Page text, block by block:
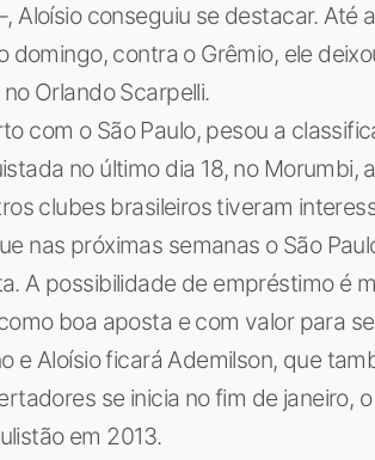
Aloísio conseguiu se destacar. Até
domingo, contra o Grêmio, ele
Orlando Scarpelli.
com o São Paulo, pesou a
no último dia 18, no Morumbi,
clubes brasileiros tiveram
nas próximas semanas o São
A possibilidade de empréstimo é
boa aposta e com valor para
e Aloísio ficará Ademilson, que
se inicia no fim de janeiro,
em 2013.